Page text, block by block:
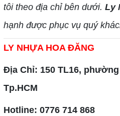
tôi theo địa chỉ bên dưới. Ly
hạnh được phục vụ quý
LY NHỰA HOA ĐĂNG
Địa Chỉ: 150 TL16,
Tp.HCM
Hotline: 0776 714 868